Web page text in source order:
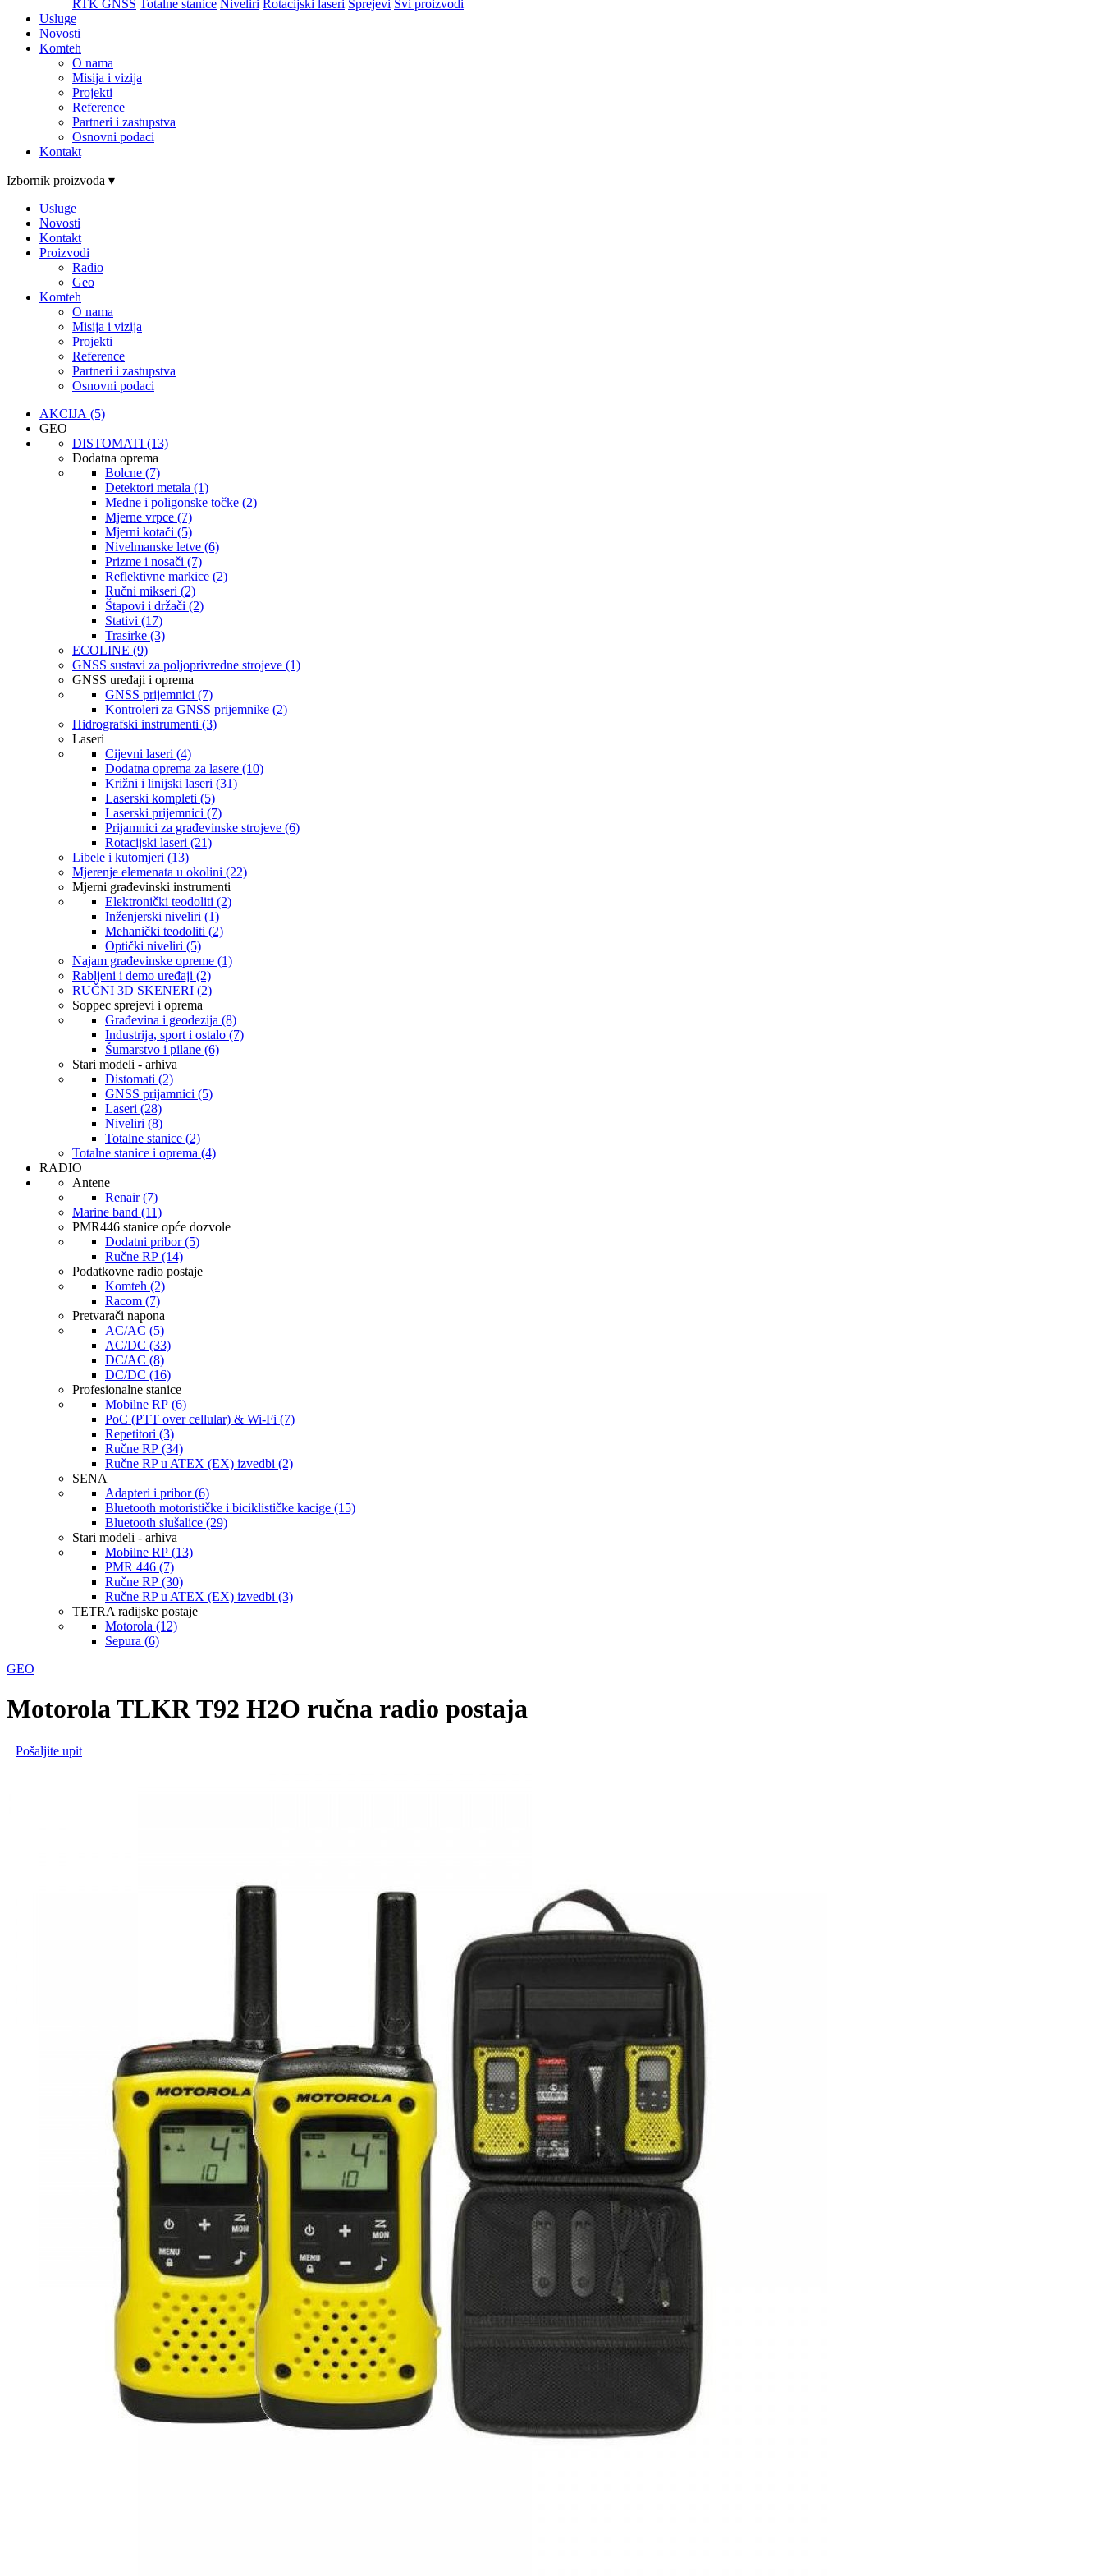
RTK GNSS Totalne stanice Niveliri Rotacijski laseri Sprejevi Svi proizvodi
Usluge
Novosti
Komteh
O nama
Misija i vizija
Projekti
Reference
Partneri i zastupstva
Osnovni podaci
Kontakt
Izbornik proizvoda ▾
Usluge
Novosti
Kontakt
Proizvodi
Radio
Geo
Komteh
O nama
Misija i vizija
Projekti
Reference
Partneri i zastupstva
Osnovni podaci
AKCIJA (5)
GEO
DISTOMATI (13)
Dodatna oprema
Bolcne (7)
Detektori metala (1)
Međne i poligonske točke (2)
Mjerne vrpce (7)
Mjerni kotači (5)
Nivelmanske letve (6)
Prizme i nosači (7)
Reflektivne markice (2)
Ručni mikseri (2)
Štapovi i držači (2)
Stativi (17)
Trasirke (3)
ECOLINE (9)
GNSS sustavi za poljoprivredne strojeve (1)
GNSS uređaji i oprema
GNSS prijemnici (7)
Kontroleri za GNSS prijemnike (2)
Hidrografski instrumenti (3)
Laseri
Cijevni laseri (4)
Dodatna oprema za lasere (10)
Križni i linijski laseri (31)
Laserski kompleti (5)
Laserski prijemnici (7)
Prijamnici za građevinske strojeve (6)
Rotacijski laseri (21)
Libele i kutomjeri (13)
Mjerenje elemenata u okolini (22)
Mjerni građevinski instrumenti
Elektronički teodoliti (2)
Inženjerski niveliri (1)
Mehanički teodoliti (2)
Optički niveliri (5)
Najam građevinske opreme (1)
Rabljeni i demo uređaji (2)
RUČNI 3D SKENERI (2)
Soppec sprejevi i oprema
Građevina i geodezija (8)
Industrija, sport i ostalo (7)
Šumarstvo i pilane (6)
Stari modeli - arhiva
Distomati (2)
GNSS prijamnici (5)
Laseri (28)
Niveliri (8)
Totalne stanice (2)
Totalne stanice i oprema (4)
RADIO
Antene
Renair (7)
Marine band (11)
PMR446 stanice opće dozvole
Dodatni pribor (5)
Ručne RP (14)
Podatkovne radio postaje
Komteh (2)
Racom (7)
Pretvarači napona
AC/AC (5)
AC/DC (33)
DC/AC (8)
DC/DC (16)
Profesionalne stanice
Mobilne RP (6)
PoC (PTT over cellular) & Wi-Fi (7)
Repetitori (3)
Ručne RP (34)
Ručne RP u ATEX (EX) izvedbi (2)
SENA
Adapteri i pribor (6)
Bluetooth motorističke i biciklističke kacige (15)
Bluetooth slušalice (29)
Stari modeli - arhiva
Mobilne RP (13)
PMR 446 (7)
Ručne RP (30)
Ručne RP u ATEX (EX) izvedbi (3)
TETRA radijske postaje
Motorola (12)
Sepura (6)
GEO
Motorola TLKR T92 H2O ručna radio postaja
Pošaljite upit